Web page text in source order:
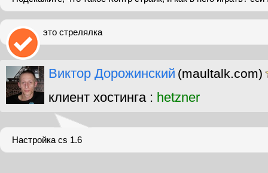
это стрелялка
Виктор Дорожинский (maultalk.com)
клиент хостинга : hetzner
Настройка cs 1.6